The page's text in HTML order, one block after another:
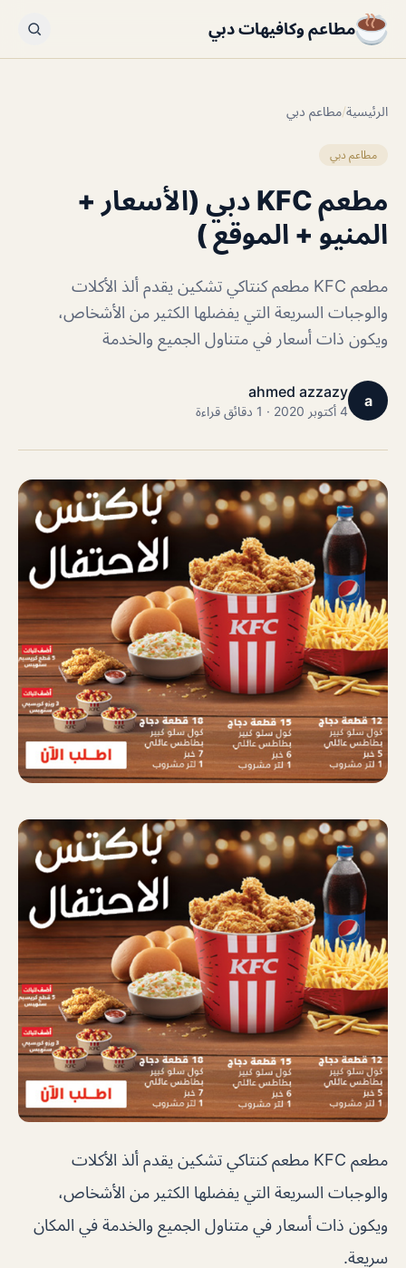
مطاعم وكافيهات دبي
الرئيسية/مطاعم دبي
مطاعم دبي
مطعم KFC دبي (الأسعار +
المنيو + الموقع )
مطعم KFC مطعم كنتاكي تشكين يقدم ألذ الأكلات
والوجبات السريعة التي يفضلها الكثير من الأشخاص،
ويكون ذات أسعار في متناول الجميع والخدمة
a
ahmed azzazy
4 أكتوبر 2020 · 1 دقائق قراءة
مطعم KFC مطعم كنتاكي تشكين يقدم ألذ الأكلات
والوجبات السريعة التي يفضلها الكثير من الأشخاص،
ويكون ذات أسعار في متناول الجميع والخدمة في المكان
سريعة.